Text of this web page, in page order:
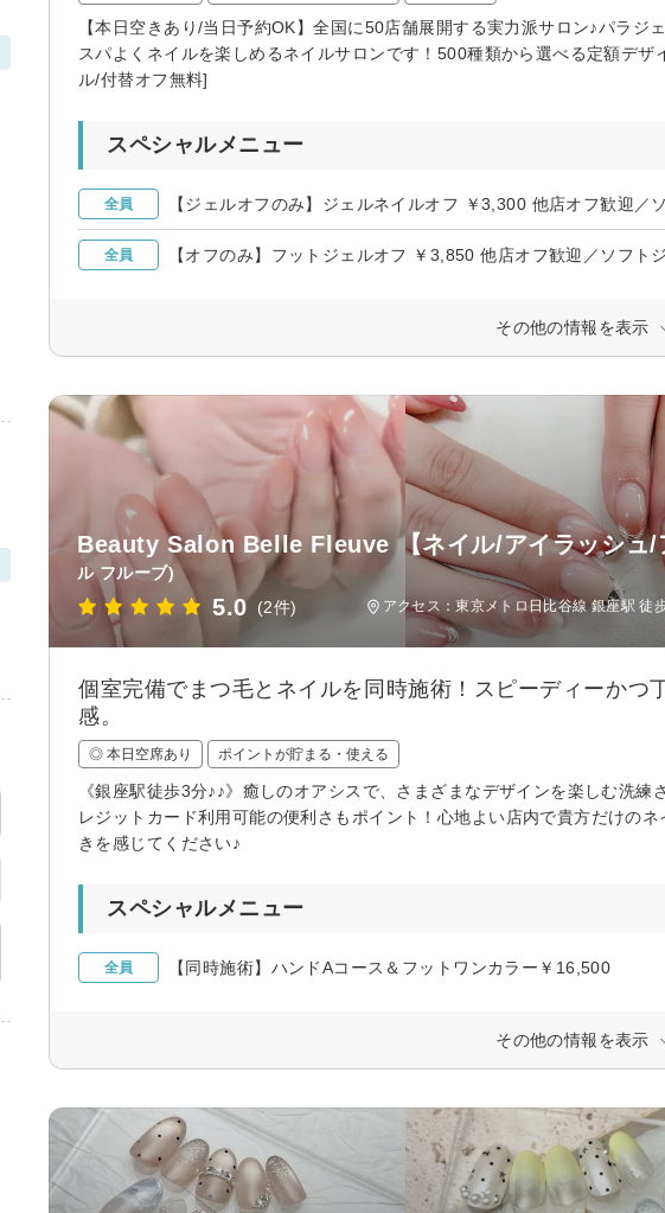
【本日空きあり/当日予約OK】全国に50店舗展開する実力派サロン♪パラ
スパよくネイルを楽しめるネイルサロンです！500種類から選べる定額デ
ル/付替オフ無料]
スペシャルメニュー
全員 【ジェルオフのみ】ジェルネイルオフ ￥3,300 他店オフ歓迎／
全員 【オフのみ】フットジェルオフ ￥3,850 他店オフ歓迎／ソフト
その他の情報を表示
Beauty Salon Belle Fleuve 【ネイル/アイラッシュ/
ル フルーブ)
5.0 (2件) アクセス：東京メトロ日比谷線 銀座駅 徒
個室完備でまつ毛とネイルを同時施術！スピーディーかつ
感。
◎ 本日空席あり ポイントが貯まる・使える
《銀座駅徒歩3分♪♪》癒しのオアシスで、さまざまなデザインを楽しむ洗
レジットカード利用可能の便利さもポイント！心地よい店内で貴方だけの
きを感じてください♪
スペシャルメニュー
全員 【同時施術】ハンドAコース＆フットワンカラー￥16,500
その他の情報を表示